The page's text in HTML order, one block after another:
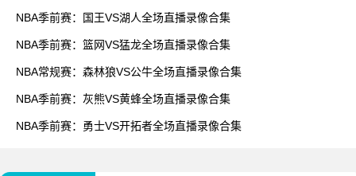
NBA季前赛：国王VS湖人全场直播录像合集
NBA季前赛：篮网VS猛龙全场直播录像合集
NBA常规赛：森林狼VS公牛全场直播录像合集
NBA季前赛：灰熊VS黄蜂全场直播录像合集
NBA季前赛：勇士VS开拓者全场直播录像合集